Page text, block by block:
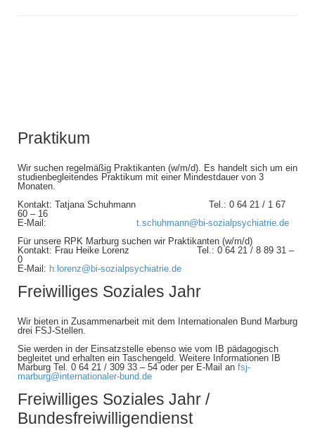
Praktikum
Wir suchen regelmäßig Praktikanten (w/m/d). Es handelt sich um ein
studienbegleitendes Praktikum mit einer Mindestdauer von 3
Monaten.
Kontakt: Tatjana Schuhmann Tel.: 0 64 21 / 1 67
60 – 16
E-Mail: t.schuhmann@bi-sozialpsychiatrie.de
Für unsere RPK Marburg suchen wir Praktikanten (w/m/d)
Kontakt: Frau Heike Lorenz Tel.: 0 64 21 / 8 89 31 –
0
E-Mail: h.lorenz@bi-sozialpsychiatrie.de
Freiwilliges Soziales Jahr
Wir bieten in Zusammenarbeit mit dem Internationalen Bund Marburg
drei FSJ-Stellen.
Sie werden in der Einsatzstelle ebenso wie vom IB pädagogisch
begleitet und erhalten ein Taschengeld. Weitere Informationen IB
Marburg Tel. 0 64 21 / 309 33 – 54 oder per E-Mail an fsj-
marburg@internationaler-bund.de
Freiwilliges Soziales Jahr /
Bundesfreiwilligendienst